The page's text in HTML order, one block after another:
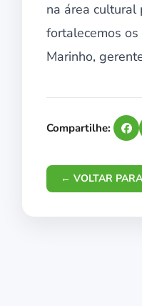
na área cultural
fortalecemos
Marinho,
Compartilhe:
← VOLTAR